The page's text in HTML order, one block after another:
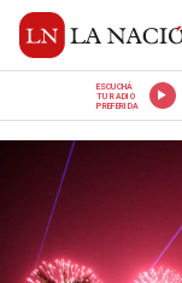
ESCUCHÁ
TU RADIO
PREFERIDA